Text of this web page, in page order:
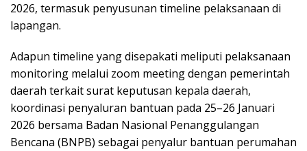
2026, termasuk penyusunan timeline pelaksanaan di
lapangan.
Adapun timeline yang disepakati meliputi pelaksanaan
monitoring melalui zoom meeting dengan pemerintah
daerah terkait surat keputusan kepala daerah,
koordinasi penyaluran bantuan pada 25–26 Januari
2026 bersama Badan Nasional Penanggulangan
Bencana (BNPB) sebagai penyalur bantuan perumahan